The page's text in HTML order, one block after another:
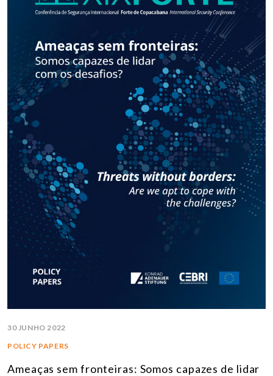
30 JUNHO 2022
POLICY PAPERS
Ameaças sem fronteiras: Somos capazes de lidar